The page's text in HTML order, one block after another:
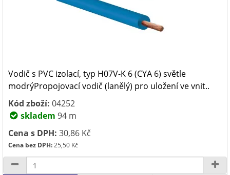
Vodič s PVC izolací, typ H07V-K 6 (CYA 6) světle
modrýPropojovací vodič (lanělý) pro uložení ve vnit..
Kód zboží: 04252
skladem 94 m
Cena s DPH: 30,86 Kč
Cena bez DPH:25,50 Kč